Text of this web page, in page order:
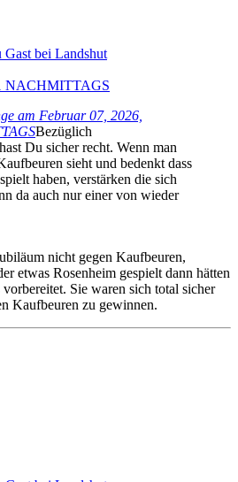
bei Landshut
NACHMITTAGS
am Februar 07, 2026,
Bezüglich
Du sicher recht. Wenn man
sieht und bedenkt dass
haben, verstärken die sich
da auch nur einer von wieder
nicht gegen Kaufbeuren,
etwas Rosenheim gespielt dann hätten
Sie waren sich total sicher
Kaufbeuren zu gewinnen.